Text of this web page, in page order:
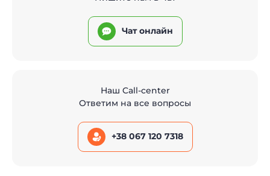
Чат онлайн
Наш Call-center
Ответим на все вопросы
+38 067 120 7318